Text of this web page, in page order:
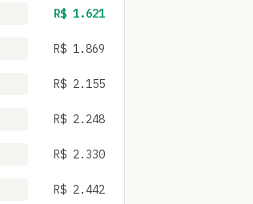
R$ 1.621
R$ 1.869
R$ 2.155
R$ 2.248
R$ 2.330
R$ 2.442